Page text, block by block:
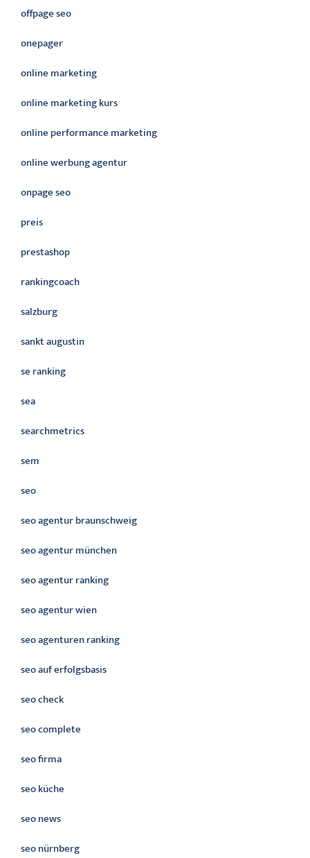
offpage seo
onepager
online marketing
online marketing kurs
online performance marketing
online werbung agentur
onpage seo
preis
prestashop
rankingcoach
salzburg
sankt augustin
se ranking
sea
searchmetrics
sem
seo
seo agentur braunschweig
seo agentur münchen
seo agentur ranking
seo agentur wien
seo agenturen ranking
seo auf erfolgsbasis
seo check
seo complete
seo firma
seo küche
seo news
seo nürnberg